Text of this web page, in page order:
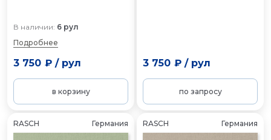
В наличии: 6 рул
Подробнее
3 750 ₽/ рул
в корзину
3 750 ₽/ рул
по запросу
RASCH Германия RASCH Германия